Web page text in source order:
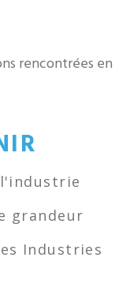
rencontrées en
grandeur
Industries